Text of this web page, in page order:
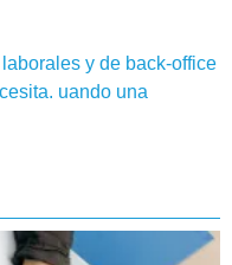
y de back-office
uando una